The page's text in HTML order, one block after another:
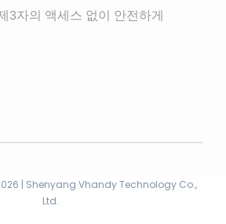
3자의 액세스 없이 안전하게
| Shenyang Vhandy Technology Co.,
Ltd.